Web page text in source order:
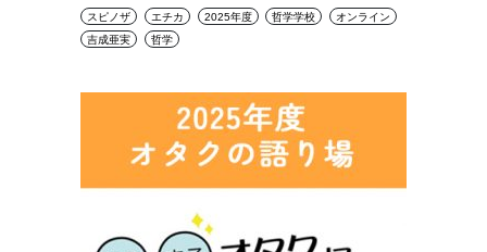
スピノザ エチカ 2025年度 哲学学校
オンライン
吉成亜実
哲学